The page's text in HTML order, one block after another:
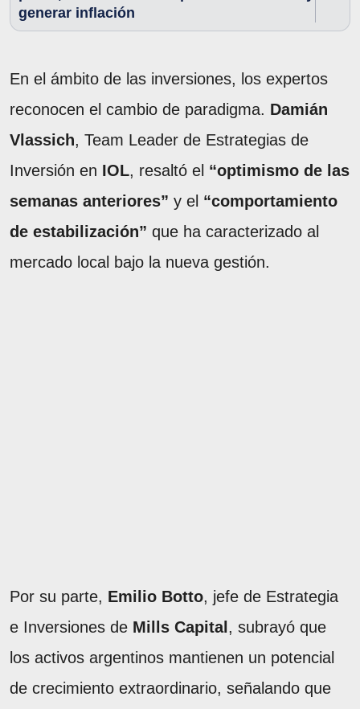
generar inflación
En el ámbito de las inversiones, los expertos
reconocen el cambio de paradigma. Damián
Vlassich, Team Leader de Estrategias de
Inversión en IOL, resaltó el “optimismo de las
semanas anteriores” y el “comportamiento
de estabilización” que ha caracterizado al
mercado local bajo la nueva gestión.
Por su parte, Emilio Botto, jefe de Estrategia
e Inversiones de Mills Capital , subrayó que
los activos argentinos mantienen un potencial
de crecimiento extraordinario, señalando que